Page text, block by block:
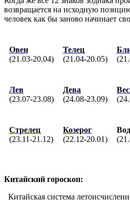
возвращается на исходную
человек как бы заново начинает
Овен
(21.03-20.04)
Телец
(21.04-20.05)
Лев
(23.07-23.08)
Дева
(24.08-23.09)
Стрелец
(23.11-21.12)
Козерог
(22.12-20.01)
Китайский гороскоп:
Китайская система